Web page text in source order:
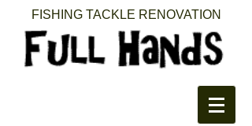
FISHING TACKLE RENOVATION​